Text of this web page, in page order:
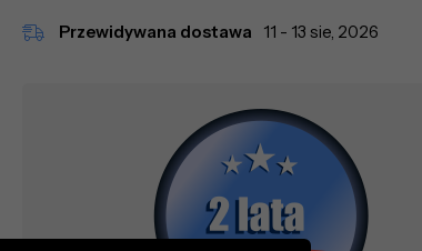
Przewidywana dostawa 11 - 13 sie, 2026